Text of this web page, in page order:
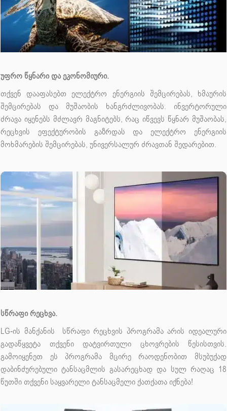
უფრო წყნარი და ეკონომიური.
თქვენ დააფასებთ ელექტრო ენერგიის შემცირებას, ხმაურის
შემცირებას და მუშაობის ხანგრძლივობას. ინვერტორული
ძრავა იყენებს მძლავრ მაგნიტებს, რაც იწვევს წყნარ მუშაობას,
რეცხვის ეფექტურობის გაზრდას და ელექტრო ენერგიის
მოხმარების შემცირებას, უნივერსალურ ძრავთან შედარებით.
სწრაფი რეცხვა.
LG-ის მანქანის სწრაფი რეცხვის პროგრამა არის იდეალური
გადაწყვეტა თქვენი დატვირთული ცხოვრების წესისთვის.
გამოიყენეთ ეს პროგრამა მცირე რაოდენობით მსუბუქად
დაბინძურებული ტანსაცმლის გასარეცხად და სულ რაღაც 18
წუთში თქვენი საყვარელი ტანსაცმელი ქათქათა იქნება!